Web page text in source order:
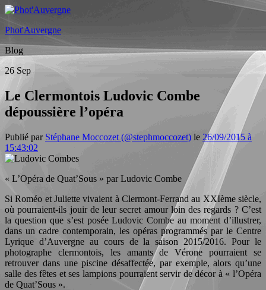
Phot'Auvergne
Blog
26 Sep
Le Clermontois Ludovic Combe
dépoussière l’opéra
Publié par Stéphane Moccozet (@stephmoccozet) le 26/09/2015 à
15:43:02
« L’Opéra de Quat’Sous » par Ludovic Combe
Si Roméo et Juliette vivaient à Clermont-Ferrand au XXIème siècle,
où pourraient-ils jouir de leur secret amour loin des regards ? C’est
la question que s’est posée Ludovic Combe au moment d’illustrer,
dans un cadre contemporain, les opéras programmés par le Centre
Lyrique d’Auvergne au cours de la saison 2015/2016. Pour le
photographe clermontois, les amants de Vérone pourraient se
retrouver dans une piscine désaffectée, par exemple, alors qu’une
salle des fêtes et ses lampions pourraient servir de décor à « l’Opéra
de Quat’Sous ».